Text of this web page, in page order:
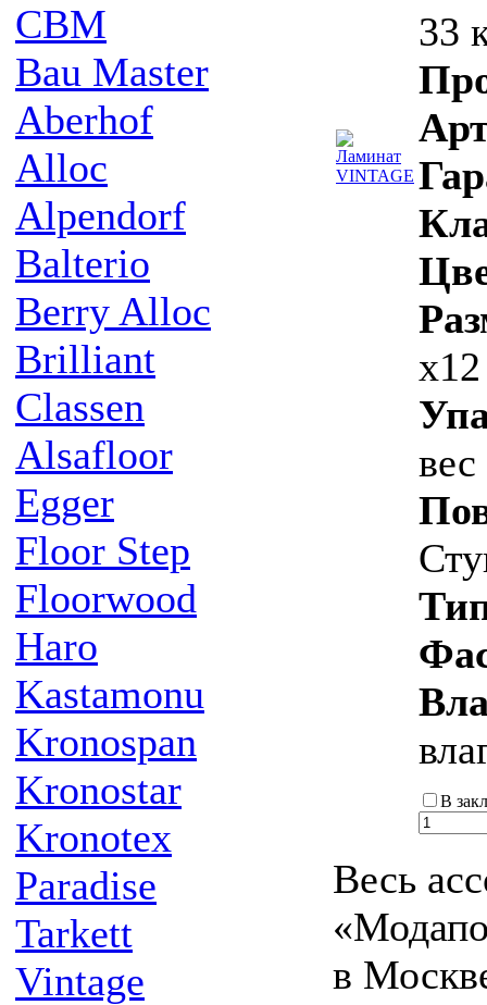
CBM
Bau Master
Aberhof
Alloc
Alpendorf
Balterio
Berry Alloc
Brilliant
Classen
Alsafloor
Egger
Floor Step
Floorwood
Haro
Kastamonu
Kronospan
Kronostar
Kronotex
Paradise
Tarkett
Vintage
33
В
Весь
в